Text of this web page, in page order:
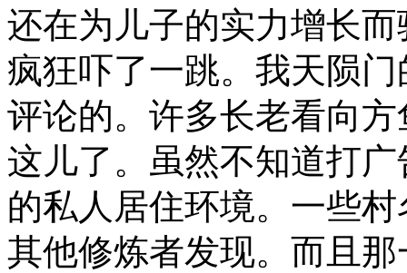
还在为儿子的实力增长
疯狂吓了一跳。我天陨
评论的。许多长老看向
这儿了。虽然不知道打
的私人居住环境。一些
其他修炼者发现。而且